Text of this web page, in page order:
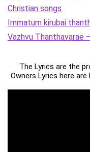
Christian songs
Immatum kirubai
Vazhvu Thanthavarae
The Lyrics are the
Owners Lyrics here